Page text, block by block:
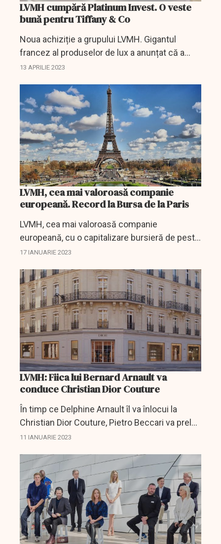
LVMH cumpără Platinum Invest. O veste
bună pentru Tiffany & Co
Noua achiziție a grupului LVMH. Gigantul
francez al produselor de lux a anunțat că a
preluat o participare majoritară în capitalul
13 APRILIE 2023
LVMH, cea mai valoroasă companie
europeană. Record la Bursa de la Paris
LVMH, cea mai valoroasă companie
europeană, cu o capitalizare bursieră de peste
400 de miliarde de euro.
17 IANUARIE 2023
LVMH: Fiica lui Bernard Arnault va
conduce Christian Dior Couture
În timp ce Delphine Arnault îl va înlocui la
Christian Dior Couture, Pietro Beccari va prelua
conducerea Louis Vuitton, cel mai important
11 IANUARIE 2023